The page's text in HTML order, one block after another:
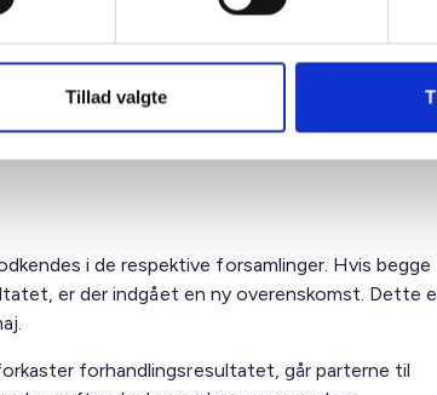
Tillad valgte
et udvalg bestående af 3F og BL
til en kommende håndværkeroverenskomst
arbejde begynder 1. oktober 2014 og
i de respektive forsamlinger. Hvis begge
er der indgået en ny overenskomst. Dette
forhandlingsresultatet, går parterne til